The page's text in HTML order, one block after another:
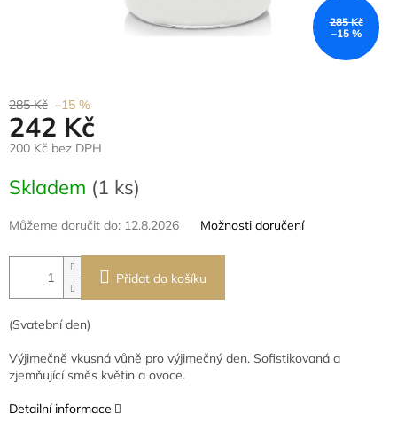
285 Kč
–15 %
285 Kč –15 %
242 Kč
200 Kč bez DPH
cena:
Skladem (1 ks)
Můžeme doručit do: 12.8.2026 Možnosti doručení
Přidat do košíku
(Svatební den)
Výjimečně vkusná vůně pro výjimečný den. Sofistikovaná a
zjemňující směs květin a ovoce.
Detailní informace